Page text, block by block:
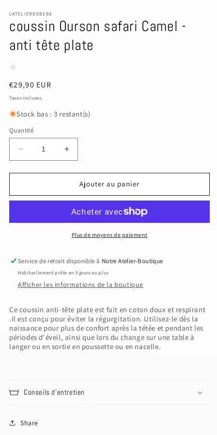
média
dans
fenêtre
modale
LATELIERDEBEBE
coussin Ourson safari Camel -
anti tête plate
Prix
habituel
€29,90 EUR
Taxes incluses.
Stock bas : 3 restant(s)
Quantité
Réduire
la
quantité
coussin
Camel
plate
Augmenter
la
quantité
coussin
safari
Camel
plate
Ajouter au panier
Plus de moyens de paiement
Service de retrait disponible à Notre Atelier-Boutique
Habituellement prête en 5 jours ou plus
Afficher les informations de la boutique
Ce coussin anti-tête plate est fait en coton doux et respirant
.Il est conçu pour éviter la régurgitation. Utilisez-le dès la
naissance pour plus de confort après la tétée et pendant les
périodes d'éveil, ainsi que lors du change sur une table à
langer ou en sortie en poussette ou en nacelle.
Conseils d'entretien
Share